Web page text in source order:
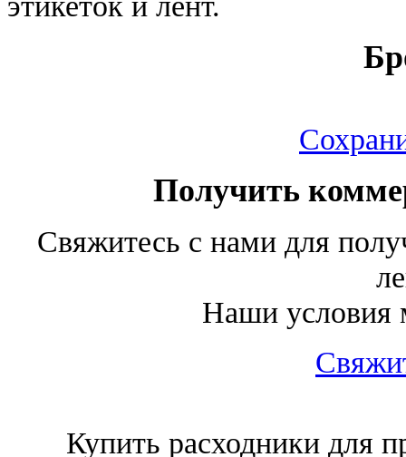
Получить
Свяжитесь с нами для
Наши условия
Купить расходники для